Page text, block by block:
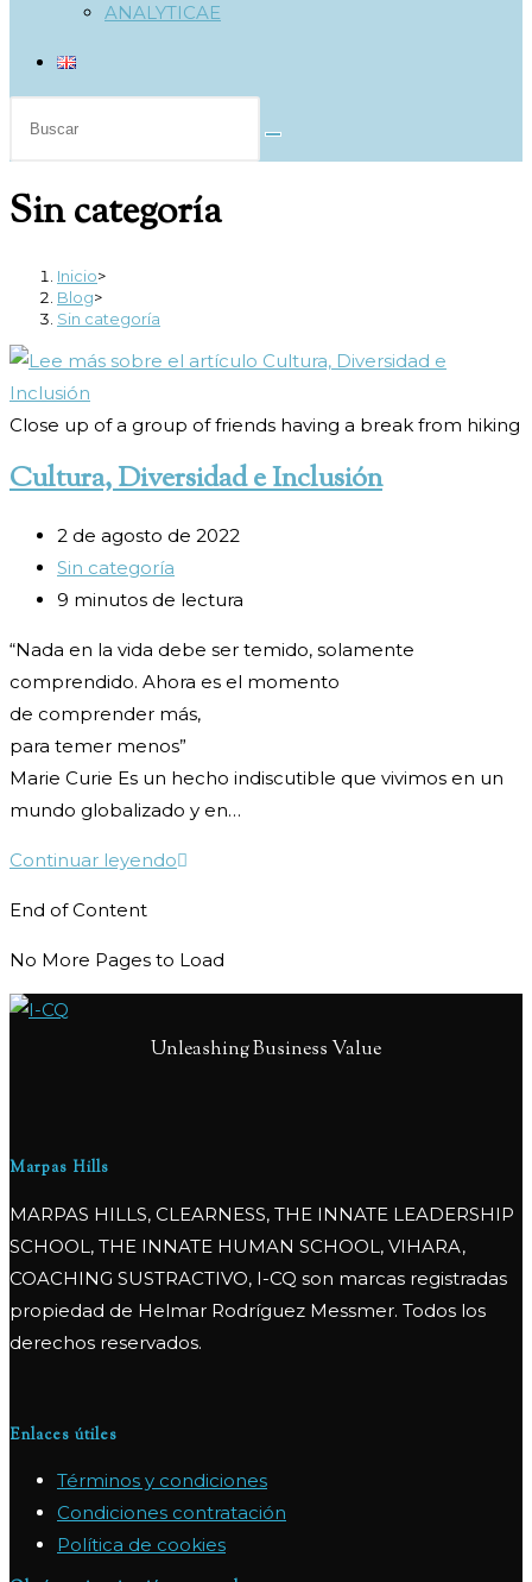
ANALYTICAE
web
Sin categoría
Inicio>
Blog>
Sin categoría
Close up of a group of friends having a break from hiking
Cultura, Diversidad e Inclusión
Publicación
de
la
2 de agosto de 2022
Categoría
de
entrada:
Sin categoría
Tiempo
lectura:
9 minutos de lectura
“Nada en la vida debe ser temido, solamente
comprendido. Ahora es el momento
de comprender más,
para temer menos”
Marie Curie Es un hecho indiscutible que vivimos en un
mundo globalizado y en…
Continuar leyendoCultura,
Inclusión
End of Content
No More Pages to Load
Unleashing Business Value
Marpas Hills
MARPAS HILLS, CLEARNESS, THE INNATE LEADERSHIP
SCHOOL, THE INNATE HUMAN SCHOOL, VIHARA,
COACHING SUSTRACTIVO, I-CQ son marcas registradas
propiedad de Helmar Rodríguez Messmer. Todos los
derechos reservados.
Enlaces útiles
Términos y condiciones
Condiciones contratación
Política de cookies